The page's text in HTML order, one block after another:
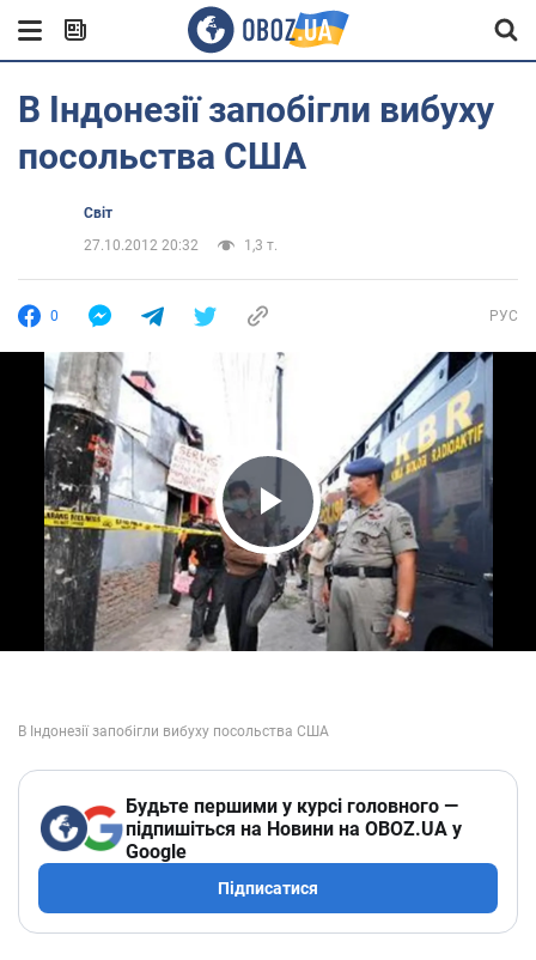
В Індонезії запобігли вибуху
посольства США
Світ
27.10.2012 20:32
1,3 т.
0 РУС
Play Video
Будьте першими у курсі головного —
підпишіться на Новини на OBOZ.UA у
Google
Підписатися